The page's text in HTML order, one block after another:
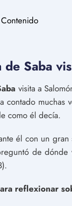
de Saba
visita a
contado muchas
como él decía.
él con un
de
reflexionar